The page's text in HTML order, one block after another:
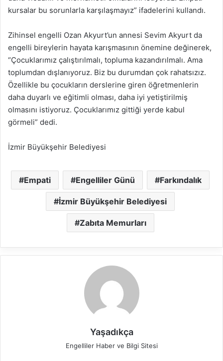
kursalar bu sorunlarla karşılaşmayız” ifadelerini kullandı.
Zihinsel engelli Ozan Akyurt’un annesi Sevim Akyurt da
engelli bireylerin hayata karışmasının önemine değinerek,
“Çocuklarımız çalıştırılmalı, topluma kazandırılmalı. Ama
toplumdan dışlanıyoruz. Biz bu durumdan çok rahatsızız.
Özellikle bu çocukların derslerine giren öğretmenlerin
daha duyarlı ve eğitimli olması, daha iyi yetiştirilmiş
olmasını istiyoruz. Çocuklarımız gittiği yerde kabul
görmeli” dedi.
İzmir Büyükşehir Belediyesi
Empati Engelliler Günü Farkındalık
İzmir Büyükşehir Belediyesi
Zabıta Memurları
Yaşadıkça
Engelliler Haber ve Bilgi Sitesi